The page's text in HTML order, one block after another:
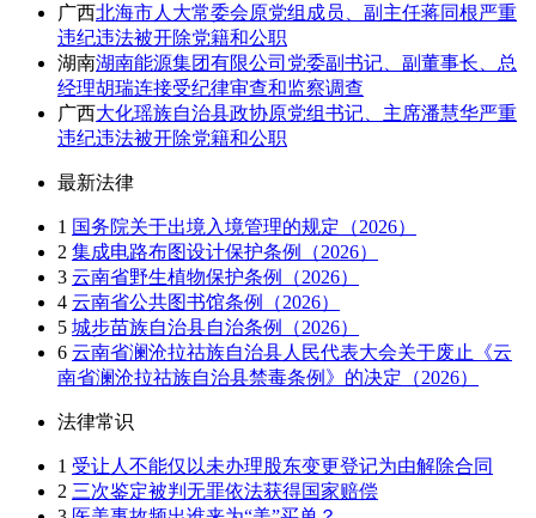
广西北海市人大常委会原党组成员、副主任蒋同根严重
违纪违法被开除党籍和公职
湖南湖南能源集团有限公司党委副书记、副董事长、总
经理胡瑞连接受纪律审查和监察调查
广西大化瑶族自治县政协原党组书记、主席潘慧华严重
违纪违法被开除党籍和公职
最新法律
1 国务院关于出境入境管理的规定（2026）
2 集成电路布图设计保护条例（2026）
3 云南省野生植物保护条例（2026）
4 云南省公共图书馆条例（2026）
5 城步苗族自治县自治条例（2026）
6 云南省澜沧拉祜族自治县人民代表大会关于废止《云
南省澜沧拉祜族自治县禁毒条例》的决定（2026）
法律常识
1 受让人不能仅以未办理股东变更登记为由解除合同
2 三次鉴定被判无罪依法获得国家赔偿